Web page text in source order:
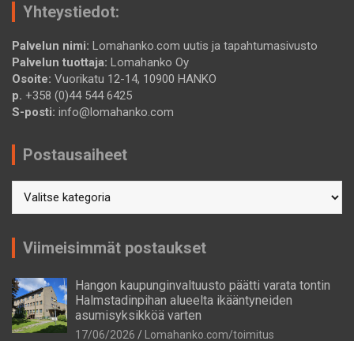
Yhteystiedot:
Palvelun nimi: Lomahanko.com uutis ja tapahtumasivusto
Palvelun tuottaja: Lomahanko Oy
Osoite: Vuorikatu 12-14, 10900 HANKO
p. +358 (0)44 544 6425
S-posti: info@lomahanko.com
Postausaiheet
Viimeisimmät postaukset
Hangon kaupunginvaltuusto päätti varata tontin
Halmstadinpihan alueelta ikääntyneiden
asumisyksikköä varten
17/06/2026 Lomahanko.com/toimitus